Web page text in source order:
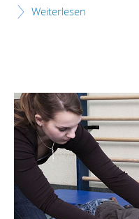
Weiterlesen